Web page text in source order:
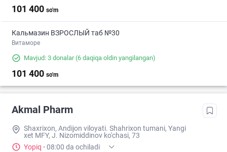
101 400 so'm
Кальмазин ВЗРОСЛЫЙ таб №30
Витаморе
Mavjud: 3 donalar(6 daqiqa oldin yangilangan)
101 400 so'm
Akmal Pharm
Shaxrixon, Andijon viloyati. Shahrixon tumani, Yangi
xet MFY, J. Nizomiddinov ko'chasi, 73
Yopiq · 08:00 da ochiladi